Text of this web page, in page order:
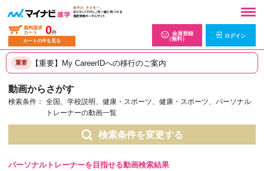
資料請求
カート
0件
カートの中を見る
会員登録
（無料）
ログイン
重要 【重要】My CareerIDへの移行のご案内
動画からさがす
検索条件：
全国、学校説明、健康・スポーツ、健康・スポーツ、パーソナル
トレーナーの動画一覧
検索条件を変更する
パーソナルトレーナーを目指せる動画検索結果